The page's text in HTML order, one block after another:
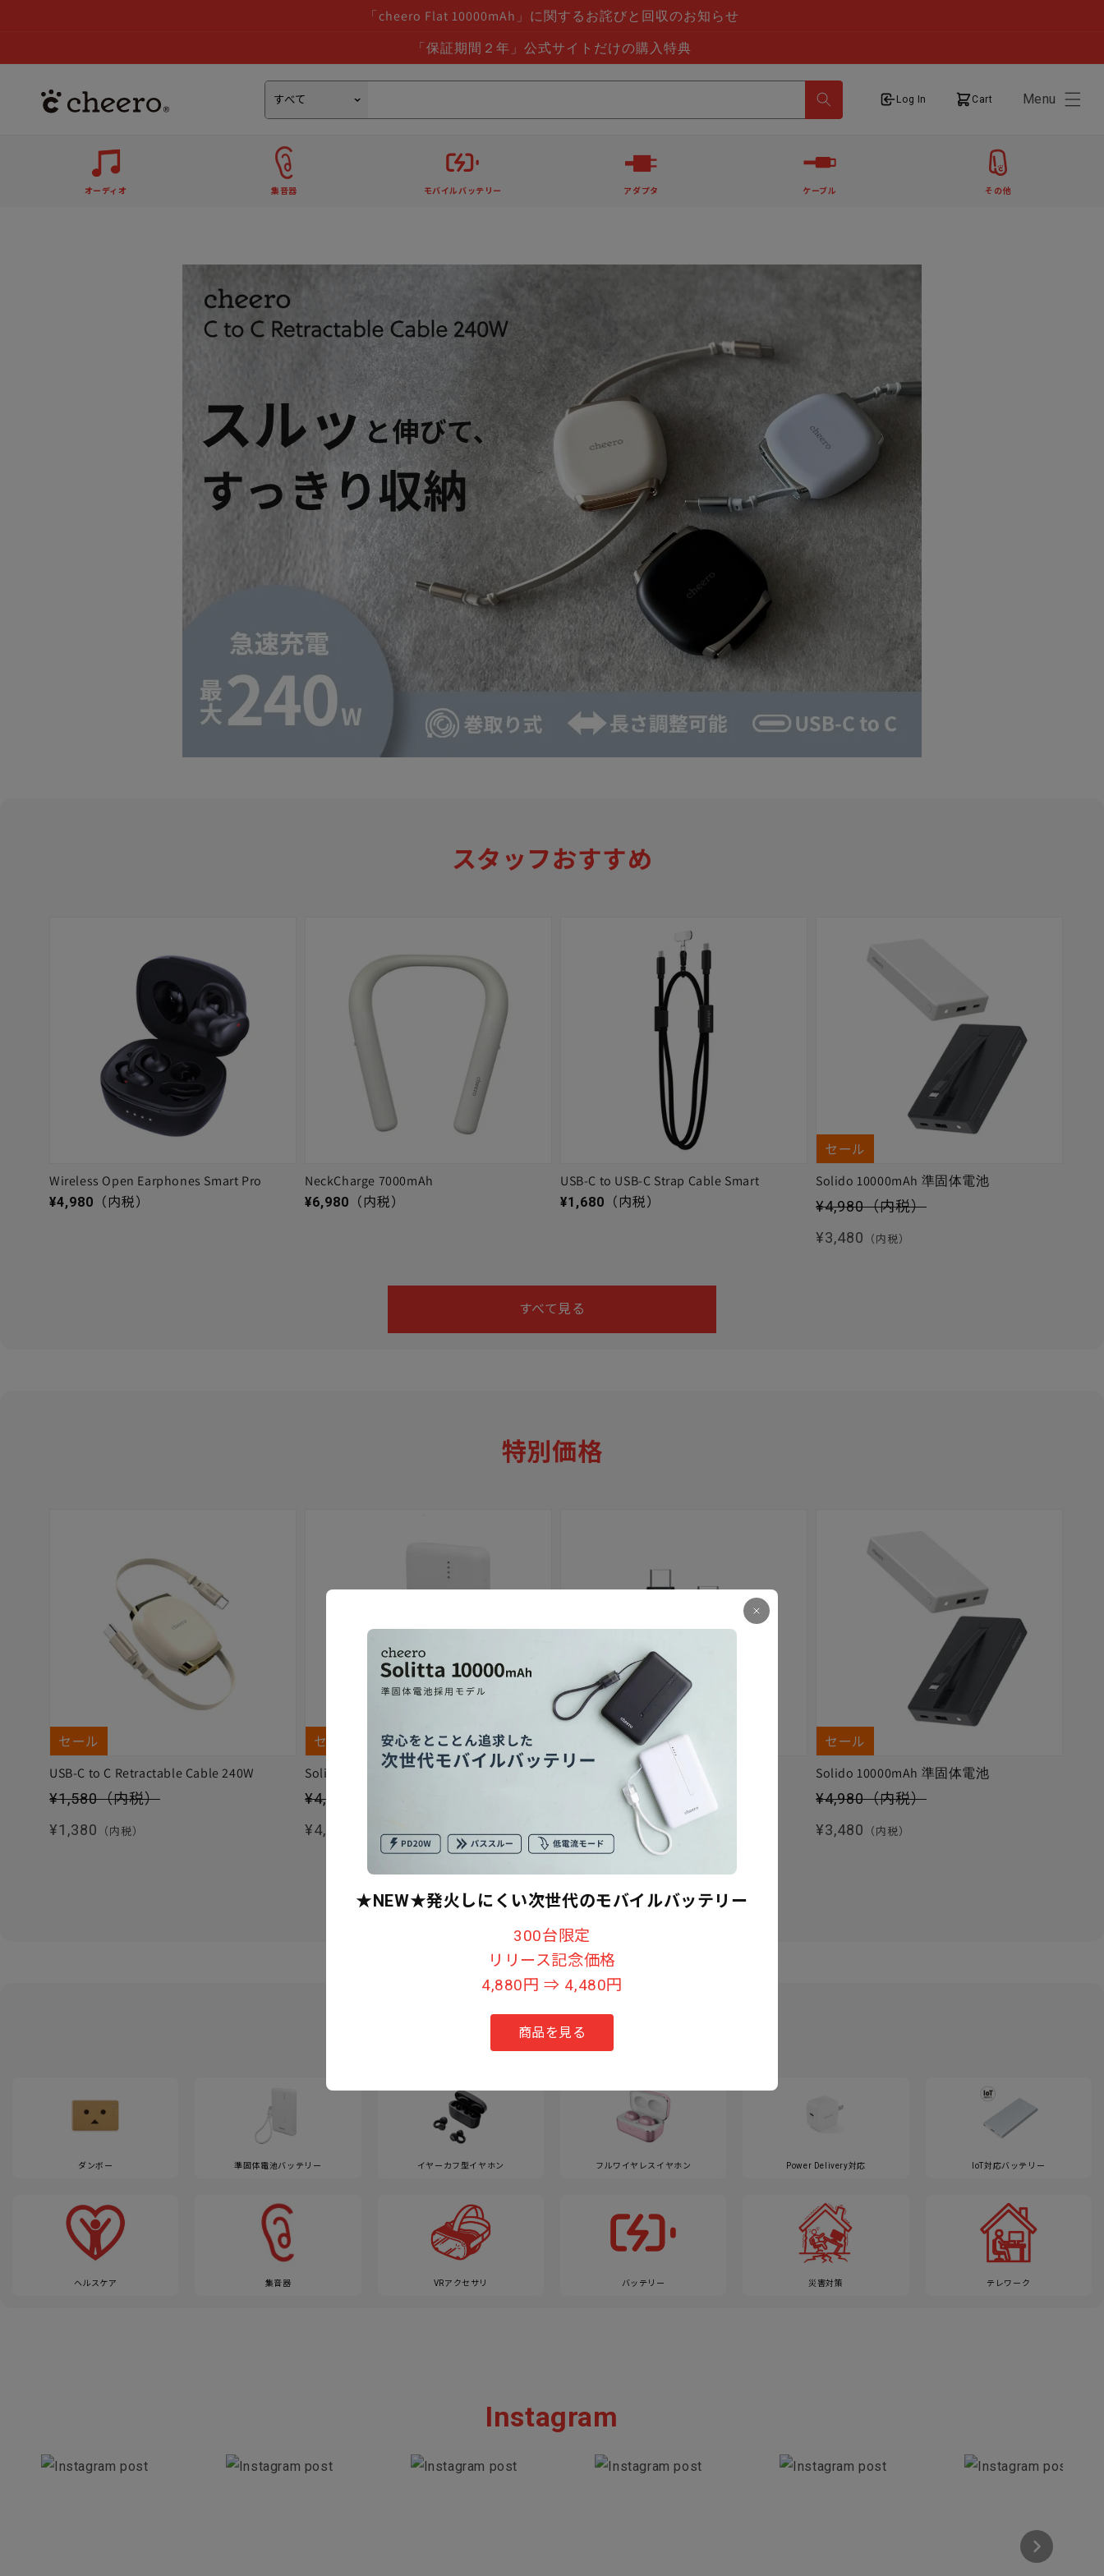
「cheero Flat 10000mAh」に関するお詫びと回収のお知らせ
「保証期間２年」公式サイトだけの購入特典
Log In
ログイン Cart
カート Menu
オーディオ 集音器 モバイルバッテリー アダプタ ケーブル その他
スタッフおすすめ
Wireless Open Earphones Smart Pro
通常価格
¥4,980 （内税）
NeckCharge 7000mAh
通常価格
¥6,980 （内税）
USB-C to USB-C Strap Cable Smart
通常価格
¥1,680 （内税）
セール
Solido 10000mAh 準固体電池
セール価格
¥4,980（内税）
通常価格
¥3,480 （内税）
すべて見る
特別価格
セール
USB-C to C Retractable Cable 240W
セール価格
¥1,580（内税）
通常価格
¥1,380 （内税）
セール
Solitta 10000mAh 準固体電池
セール価格
¥4,880
通常価格
¥4,480 （内税）
USB-C to C Fast Cable 240W
セール価格（内税）
¥1,480（内税）
セール
Solido 10000mAh 準固体電池
セール価格
¥4,980（内税）
通常価格
¥3,480 （内税）
すべて見る
カテゴリー
ダンボー 準固体電池バッテリー イヤーカフ型イヤホン フルワイヤレスイヤホン Power Delivery対応 IoT対応バッテリー
ヘルスケア 集音器 VRアクセサリ バッテリー 災害対策 テレワーク
Instagram
Section description
★NEW★発火しにくい次世代のモバイルバッテリー
300台限定
リリース記念価格
4,880円 ⇒ 4,480円
商品を見る